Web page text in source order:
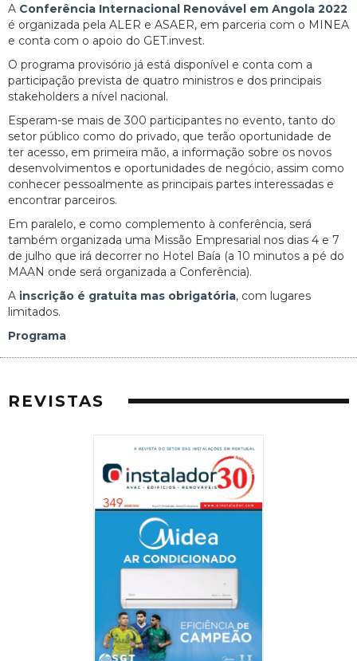
A Conferência Internacional Renovável em Angola 2022
é organizada pela ALER e ASAER, em parceria com o MINEA
e conta com o apoio do GET.invest.
O programa provisório já está disponível e conta com a
participação prevista de quatro ministros e dos principais
stakeholders a nível nacional.
Esperam-se mais de 300 participantes no evento, tanto do
setor público como do privado, que terão oportunidade de
ter acesso, em primeira mão, a informação sobre os novos
desenvolvimentos e oportunidades de negócio, assim como
conhecer pessoalmente as principais partes interessadas e
encontrar parceiros.
Em paralelo, e como complemento à conferência, será
também organizada uma Missão Empresarial nos dias 4 e 7
de julho que irá decorrer no Hotel Baía (a 10 minutos a pé do
MAAN onde será organizada a Conferência).
A inscrição é gratuita mas obrigatória, com lugares
limitados.
Programa
REVISTAS